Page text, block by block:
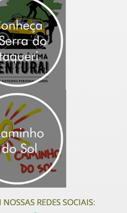
REDES SOCIAIS: